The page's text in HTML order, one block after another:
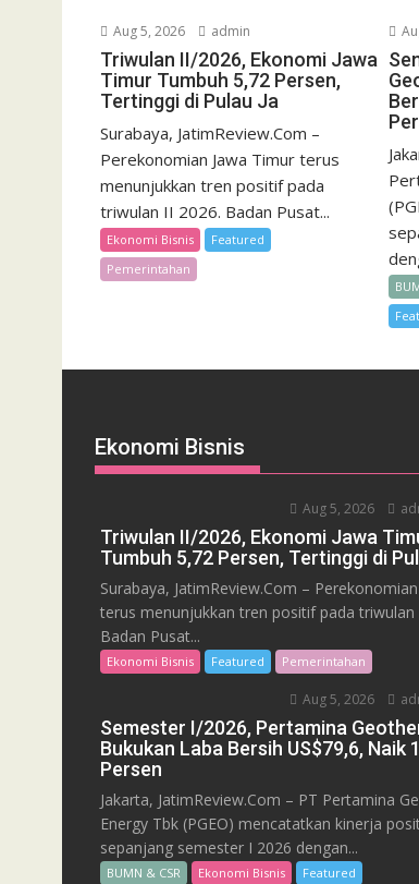
Aug 5, 2026 admin
Triwulan II/2026, Ekonomi Jawa
Timur Tumbuh 5,72 Persen,
Tertinggi di Pulau Ja
Surabaya, JatimReview.Com –
Perekonomian Jawa Timur terus
menunjukkan tren positif pada
triwulan II 2026. Badan Pusat...
Ekonomi Bisnis
Featured
Pemerintahan
Ekonomi Bisnis
Aug 5, 2026
Triwulan II/2026, Ekonomi Jawa
Tumbuh 5,72 Persen, Tertinggi di
Surabaya, JatimReview.Com –
terus menunjukkan tren positif pada triwulan
Badan Pusat...
Ekonomi Bisnis Featured Pemerintahan
Aug 5, 2026
Semester I/2026, Pertamina
Bukukan Laba Bersih US$79,6, Naik
Persen
Jakarta, JatimReview.Com – PT Pertamina
Energy Tbk (PGEO) mencatatkan kinerja
sepanjang semester I 2026 dengan...
BUMN & CSR Ekonomi Bisnis Featured